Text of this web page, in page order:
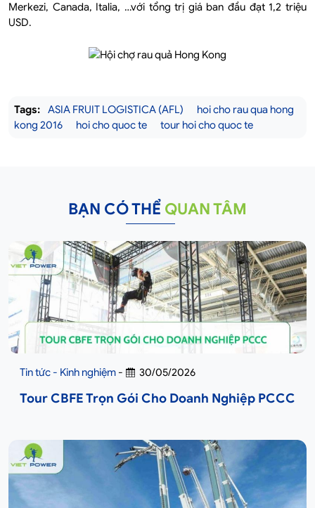
Merkezi, Canada, Italia, …với tổng trị giá ban đầu đạt 1,2 triệu
USD.
Tags: ASIA FRUIT LOGISTICA (AFL)
hoi cho rau qua hong
kong 2016
hoi cho quoc te tour hoi cho quoc te
BẠN CÓ THỂ QUAN TÂM
Tin tức - Kinh nghiệm - 30/05/2026
Tour CBFE Trọn Gói Cho Doanh Nghiệp PCCC